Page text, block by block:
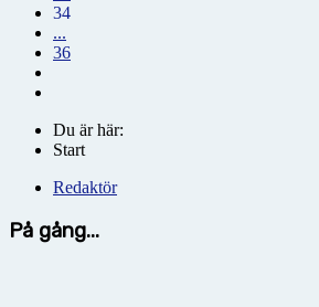
34
...
36
Du är här:
Start
Redaktör
På gång...